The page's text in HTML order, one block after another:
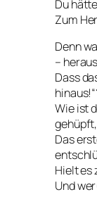
Du
Zum
Denn
–
Dass
Wie ist
gehüpft,
Das
Hielt es
Und